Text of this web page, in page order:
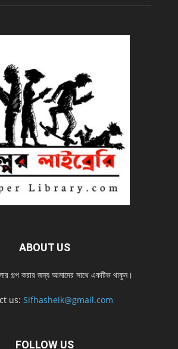
ABOUT US
গল্প করার জন্য আমাদের সাথে একটিভ থাকুন।
us: Sifhasheik@gmail.com
FOLLOW US